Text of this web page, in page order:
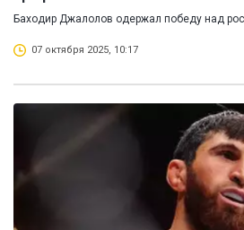
Баходир Джалолов одержал победу над
07 октября 2025, 10:17